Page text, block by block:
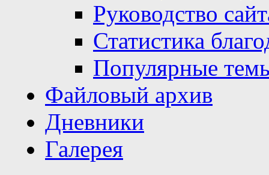
Руководство
Статистика
Популярные
Файловый архив
Дневники
Галерея